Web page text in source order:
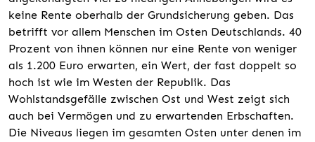
keine Rente oberhalb der Grundsicherung geben. Das
betrifft vor allem Menschen im Osten Deutschlands. 40
Prozent von ihnen können nur eine Rente von weniger
als 1.200 Euro erwarten, ein Wert, der fast doppelt so
hoch ist wie im Westen der Republik. Das
Wohlstandsgefälle zwischen Ost und West zeigt sich
auch bei Vermögen und zu erwartenden Erbschaften.
Die Niveaus liegen im gesamten Osten unter denen im